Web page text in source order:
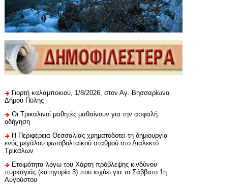
Γιορτή καλαμποκιού, 1/8/2026, στον Αγ. Βησσαρίωνα
Δήμου Πύλης
Οι Τρικαλινοί μαθητές μαθαίνουν για την ασφαλή
οδήγηση
H Περιφέρεια Θεσσαλίας χρηματοδοτεί τη δημιουργία
ενός μεγάλου φωτοβολταϊκού σταθμού στο Διαλεκτό
Τρικάλων
Ετοιμότητα λόγω του Χάρτη πρόβλεψης κινδύνου
πυρκαγιάς (κατηγορία 3) που ισχύει για το Σάββατο 1η
Αυγούστου